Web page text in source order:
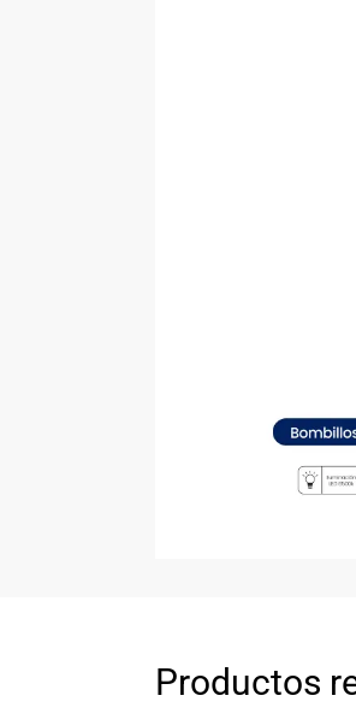
Productos